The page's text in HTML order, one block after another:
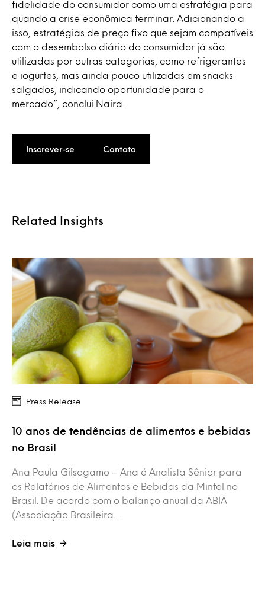
fidelidade do consumidor como uma estratégia para
quando a crise econômica terminar. Adicionando a
isso, estratégias de preço fixo que sejam compatíveis
com o desembolso diário do consumidor já são
utilizadas por outras categorias, como refrigerantes
e iogurtes, mas ainda pouco utilizadas em snacks
salgados, indicando oportunidade para o
mercado”, conclui Naira.
Inscrever-se Contato
Related Insights
Press Release
10 anos de tendências de alimentos e bebidas
no Brasil
Ana Paula Gilsogamo – Ana é Analista Sênior para
os Relatórios de Alimentos e Bebidas da Mintel no
Brasil. De acordo com o balanço anual da ABIA
(Associação Brasileira…
Leia mais